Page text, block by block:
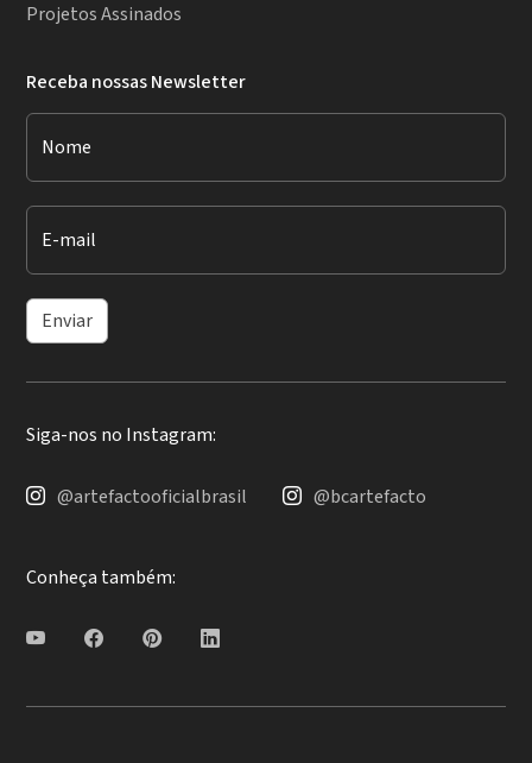
Projetos Assinados
Receba nossas Newsletter
Nome
E-mail
Enviar
Siga-nos no Instagram:
@artefactooficialbrasil @bcartefacto
Conheça também: